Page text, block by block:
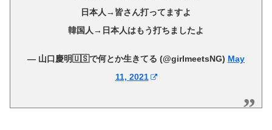
日本人→皆さん打ってますよ
韓国人→日本人はもう打ちましたよ
— 山口慶明🇺🇸で何とか生きてる (@girlmeetsNG) May
11, 2021